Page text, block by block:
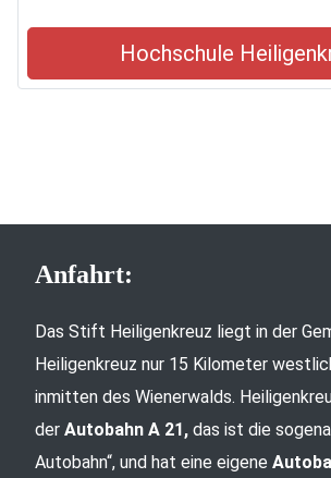
Hochschule
Anfahrt:
Das Stift Heiligenkreuz liegt in der
Heiligenkreuz nur 15 Kilometer
inmitten des Wienerwalds.
der Autobahn A 21, das ist die
Autobahn“, und hat eine eigene